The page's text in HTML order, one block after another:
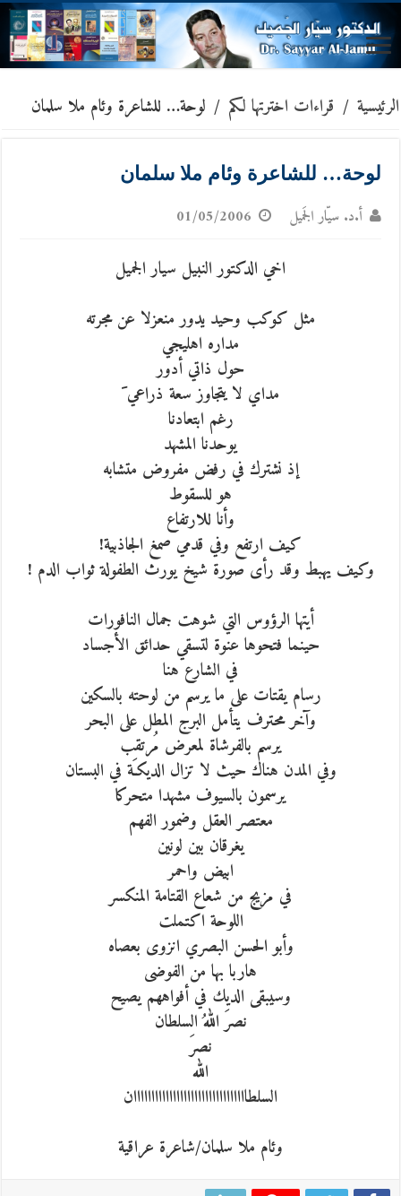
الرئيسية / قراءات اخترتها لكم / لوحة… للشاعرة وئام ملا سلمان
لوحة… للشاعرة وئام ملا سلمان
أ.د. سيّار الجَميل 01/05/2006
اخي الدكتور النبيل سيار الجميل
مثل كوكب وحيد يدور منعزلا عن مجرته
مداره اهليجي
حول ذاتي أدور
مداي لا يتجاوز سعة ذراعي َ
رغم ابتعادنا
يوحدنا المشهد
إذ نشترك في رفض مفروض متشابه
هو للسقوط
وأنا للارتفاع
كيف ارتفع وفي قدمي صمغ الجاذبية!
وكيف يهبط وقد رأى صورة شيخ يورث الطفولة ثواب الدم !
أيتها الرؤوس التي شوهت جمال النافورات
حينما فتحوها عنوة لتسقي حدائق الأجساد
في الشارع هنا
رسام يقتات على ما يرسم من لوحته بالسكين
وآخر محترف يتأمل البرج المطل على البحر
يرسم بالفرشاة لمعرض مُرتقب
وفي المدن هناك حيث لا تزال الديكـَة في البستان
يرسمون بالسيوف مشهدا متحركا
معتصر العقل وضمور الفهم
يغرقان بين لونين
ابيض واحمر
في مزيج من شعاع القتامة المنكسر
اللوحة اكتملت
وأبو الحسن البصري انزوى بعصاه
هاربا بها من الفوضى
وسيبقى الديك في أفواههم يصيح
نصرَ اللهُ السلطان
نصرَ
الله
السلطاااااااااااااااااااااااااااااااان
وئام ملا سلمان/شاعرة عراقية